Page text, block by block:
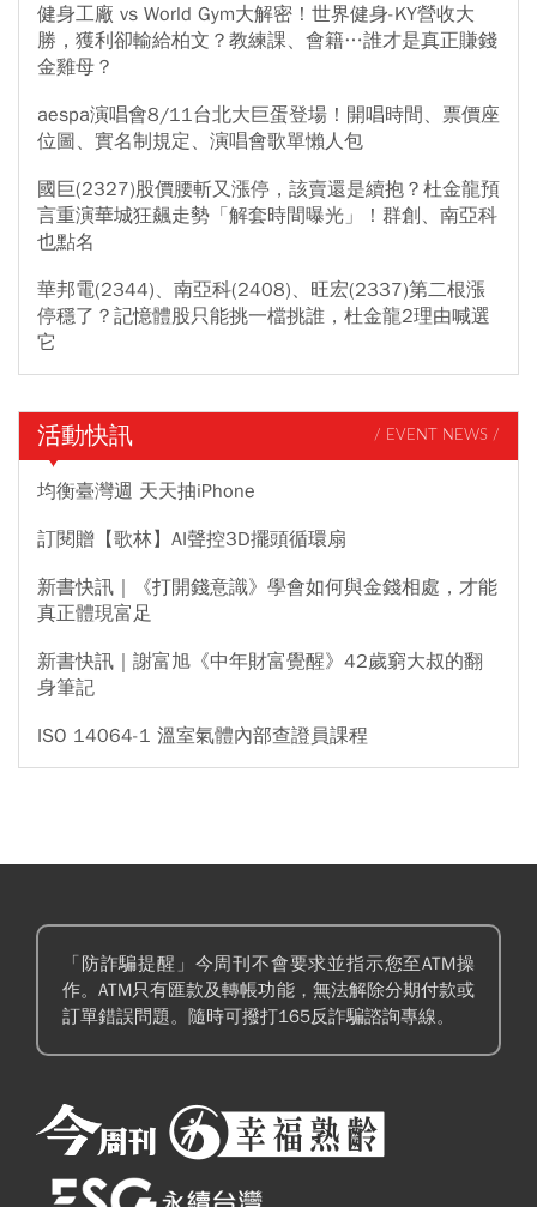
健身工廠 vs World Gym大解密！世界健身-KY營收大
勝，獲利卻輸給柏文？教練課、會籍…誰才是真正賺錢
金雞母？
aespa演唱會8/11台北大巨蛋登場！開唱時間、票價座
位圖、實名制規定、演唱會歌單懶人包
國巨(2327)股價腰斬又漲停，該賣還是續抱？杜金龍預
言重演華城狂飆走勢「解套時間曝光」！群創、南亞科
也點名
華邦電(2344)、南亞科(2408)、旺宏(2337)第二根漲
停穩了？記憶體股只能挑一檔挑誰，杜金龍2理由喊選
它
活動快訊 / EVENT NEWS /
均衡臺灣週 天天抽iPhone
訂閱贈【歌林】AI聲控3D擺頭循環扇
新書快訊｜《打開錢意識》學會如何與金錢相處，才能
真正體現富足
新書快訊｜謝富旭《中年財富覺醒》42歲窮大叔的翻
身筆記
ISO 14064-1 溫室氣體內部查證員課程
「防詐騙提醒」今周刊不會要求並指示您至ATM操
作。ATM只有匯款及轉帳功能，無法解除分期付款或
訂單錯誤問題。隨時可撥打165反詐騙諮詢專線。